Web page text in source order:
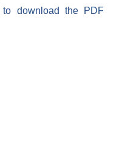
download the PDF